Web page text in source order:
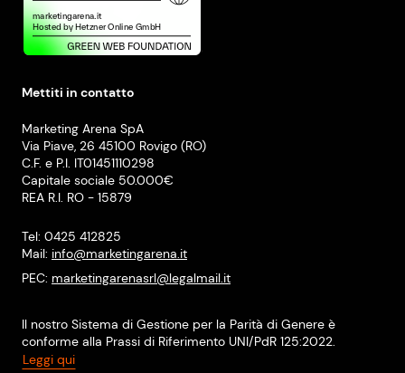
Mettiti in contatto
Marketing Arena SpA
Via Piave, 26 45100 Rovigo (RO)
C.F. e P.I. IT01451110298
Capitale sociale 50.000€
REA R.I. RO - 15879
Tel: 0425 412825
Mail: info@marketingarena.it
PEC: marketingarenasrl@legalmail.it
Il nostro Sistema di Gestione per la Parità di Genere è
conforme alla Prassi di Riferimento UNI/PdR 125:2022.
Leggi qui